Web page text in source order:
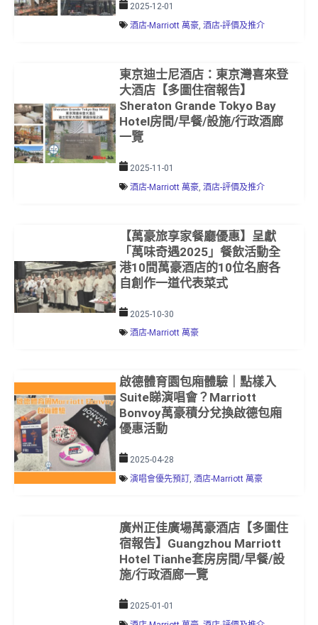
2025-12-01
酒店-Marriott 萬豪, 酒店-評價及推介
東京迪士尼酒店：東京灣喜來登
大酒店【多圖住宿報告】
Sheraton Grande Tokyo Bay
Hotel房間/早餐/設施/行政酒廊
一覽
2025-11-01
酒店-Marriott 萬豪, 酒店-評價及推介
【萬豪旅享家餐廳優惠】呈獻
「萬味奇遇2025」餐飲活動全
港10間萬豪酒店的10位名廚各
自創作一道代表菜式
2025-10-30
酒店-Marriott 萬豪
啟德體育園包廂體驗｜點樣入
Suite睇演唱會？Marriott
Bonvoy萬豪積分兌換啟德包廂
優惠活動
2025-04-28
演唱會優先預訂, 酒店-Marriott 萬豪
廣州正佳廣場萬豪酒店【多圖住
宿報告】Guangzhou Marriott
Hotel Tianhe套房房間/早餐/設
施/行政酒廊一覽
2025-01-01